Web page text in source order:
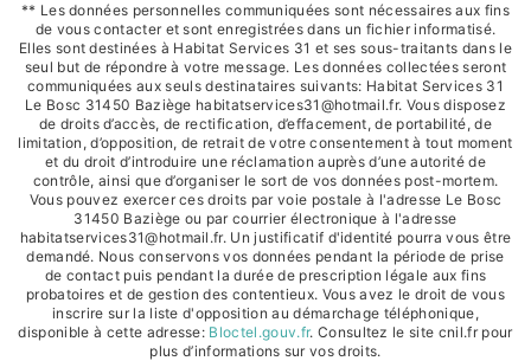
** Les données personnelles communiquées sont nécessaires aux fins
de vous contacter et sont enregistrées dans un fichier informatisé.
Elles sont destinées à Habitat Services 31 et ses sous-traitants dans le
seul but de répondre à votre message. Les données collectées seront
communiquées aux seuls destinataires suivants: Habitat Services 31
Le Bosc 31450 Baziège habitatservices31@hotmail.fr. Vous disposez
de droits d’accès, de rectification, d’effacement, de portabilité, de
limitation, d’opposition, de retrait de votre consentement à tout moment
et du droit d’introduire une réclamation auprès d’une autorité de
contrôle, ainsi que d’organiser le sort de vos données post-mortem.
Vous pouvez exercer ces droits par voie postale à l'adresse Le Bosc
31450 Baziège ou par courrier électronique à l'adresse
habitatservices31@hotmail.fr. Un justificatif d'identité pourra vous être
demandé. Nous conservons vos données pendant la période de prise
de contact puis pendant la durée de prescription légale aux fins
probatoires et de gestion des contentieux. Vous avez le droit de vous
inscrire sur la liste d'opposition au démarchage téléphonique,
disponible à cette adresse: Bloctel.gouv.fr. Consultez le site cnil.fr pour
plus d’informations sur vos droits.